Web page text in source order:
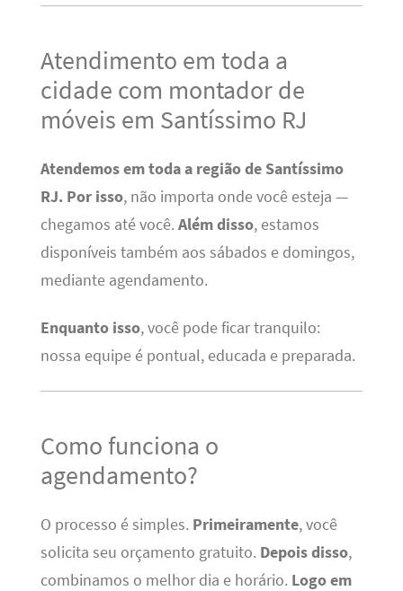
Atendimento em toda a
cidade com montador de
móveis em Santíssimo RJ
Atendemos em toda a região de Santíssimo
RJ. Por isso, não importa onde você esteja —
chegamos até você. Além disso, estamos
disponíveis também aos sábados e domingos,
mediante agendamento.
Enquanto isso, você pode ficar tranquilo:
nossa equipe é pontual, educada e preparada.
Como funciona o
agendamento?
O processo é simples. Primeiramente, você
solicita seu orçamento gratuito. Depois disso,
combinamos o melhor dia e horário. Logo em